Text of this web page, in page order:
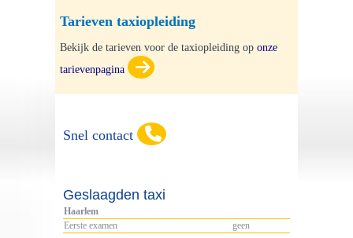
Tarieven taxiopleiding
Bekijk de tarieven voor de taxiopleiding op onze
tarievenpagina
Snel contact
Graag terugbellen
's ochtends
Geslaagden taxi
Haarlem
Eerste examen
geen